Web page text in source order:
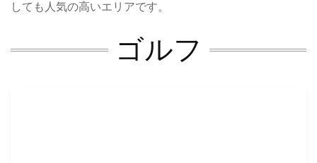
しても人気の高いエリアです。
ゴルフ